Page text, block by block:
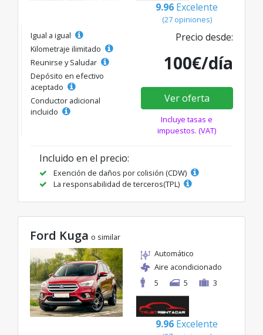
9.96 Excelente
(27 opiniones)
Igual a igual
Kilometraje ilimitado
Reunirse y Saludar
Depósito en efectivo
aceptado
Conductor adicional
incluido
Precio desde:
100€/día
Ver oferta
Incluye tasas e
impuestos. (VAT)
Incluido en el precio:
Exención de daños por colisión (CDW)
La responsabilidad de terceros(TPL)
Ford Kuga o similar
Automático
Aire acondicionado
5
5 3
9.96 Excelente